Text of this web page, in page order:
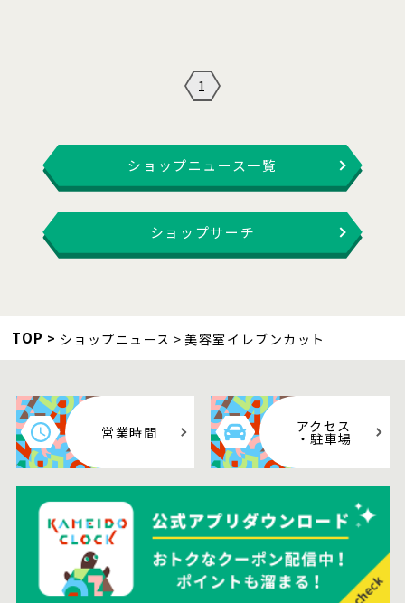
1
ショップニュース一覧
ショップサーチ
TOP ショップニュース 美容室イレブンカット
営業時間 アクセス
・駐車場